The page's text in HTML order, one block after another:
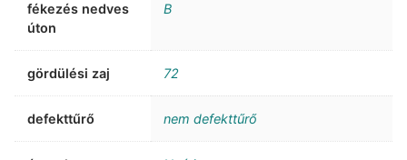
fékezés nedves
úton
B
gördülési zaj 72
defekttűrő nem defekttűrő